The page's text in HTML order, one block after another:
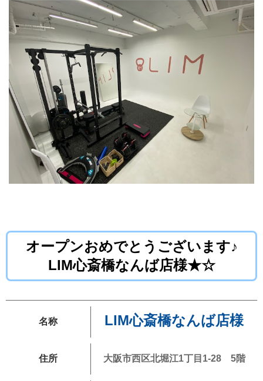
オープンおめでとうございます♪
LIM心斎橋なんば店様★☆
名称 LIM心斎橋なんば店様
住所 大阪市西区北堀江1丁目1-28 5階